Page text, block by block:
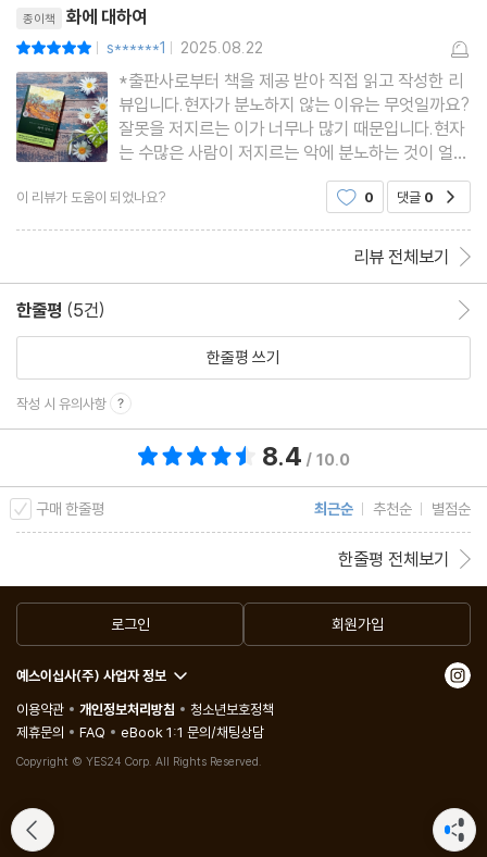
종이책 화에 대하여
| s******1 | 2025.08.22
*출판사로부터 책을 제공 받아 직접 읽고 작성한 리
뷰입니다.현자가 분노하지 않는 이유는 무엇일까요?
잘못을 저지르는 이가 너무나 많기 때문입니다.현자
는 수많은 사람이 저지르는 악에 분노하는 것이 얼마
나 부적절하고 위험한지 알고 있습니다.언제부턴가
우리 사회안에서 분노를 무분별하게 표출하는 사례
이 리뷰가 도움이 되었나요? 0 댓글 0
리뷰 전체보기
한줄평 (5건)
한줄평 쓰기
작성 시 유의사항
8.4 / 10.0
구매 한줄평 최근순 추천순 별점순
한줄평 전체보기
로그인 회원가입
예스이십사(주) 사업자 정보
이용약관
개인정보처리방침
청소년보호정책
제휴문의
FAQ eBook 1:1 문의/채팅상담
Copyright © YES24 Corp. All Rights Reserved.